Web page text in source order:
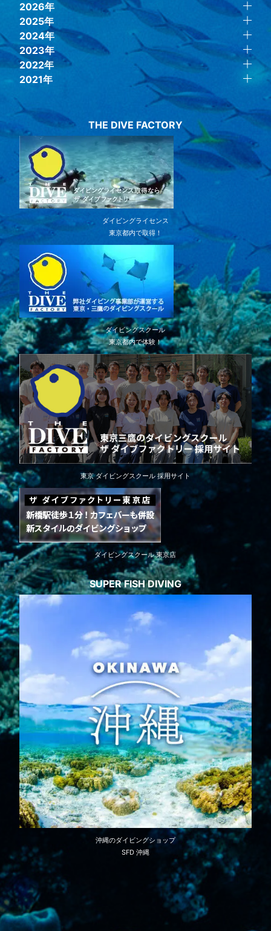
2026年
2025年
2024年
2023年
2022年
2021年
THE DIVE FACTORY
ダイビングライセンス
東京都内で取得！
ダイビングスクール
東京都内で体験！
東京 ダイビングスクール 採用サイト
ダイビングスクール 東京店
SUPER FISH DIVING
沖縄のダイビングショップ
SFD 沖縄